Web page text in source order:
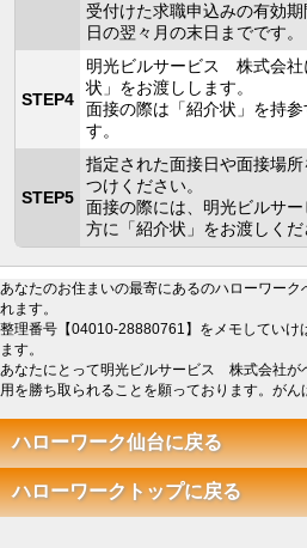
受付けた求職申込みの有効
日の翌々月の末日までです。
STEP4
明光ビルサービス 株式会社
状」をお渡しします。
面接の際は「紹介状」を持
す。
STEP5
指定された面接日や面接場
つけください。
面接の際には、明光ビルサ
方に「紹介状」をお渡しくだ
あなたのお住まいの最寄にあるのハローワーク
れます。
整理番号【04010-28880761】をメモしていけ
ます。
あなたにとって明光ビルサービス 株式会社が
用を勝ち取られることを願っております。がん
ハローワーク仙台に戻る
ハローワークトップに戻る